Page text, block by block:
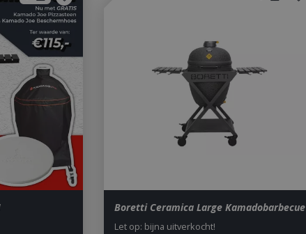
Boretti Ceramica Large Kamadobarbecue
Let op: bijna uitverkocht!